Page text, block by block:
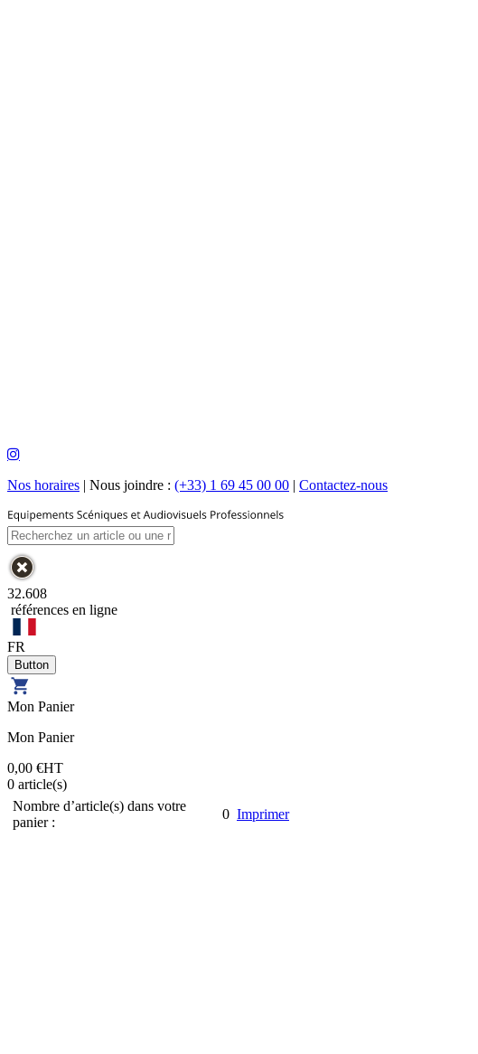
Nos horaires | Nous joindre : (+33) 1 69 45 00 00 | Contactez-nous
32.608
références en ligne
FR
Mon Panier
Mon Panier
0,00 €HT
0 article(s)
Nombre d’article(s) dans votre
panier :
0 Imprimer